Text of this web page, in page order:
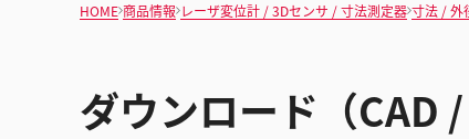
HOME 商品情報 レーザ変位計 / 3Dセンサ / 寸法測定器 寸法 / 外
ダウンロード（CAD /